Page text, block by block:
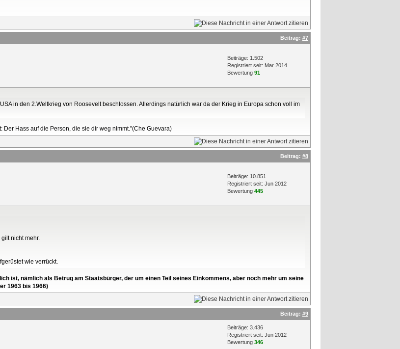
Beitrag: #7
Beiträge: 1.502
Registriert seit: Mar 2014
Bewertung 91
in den 2.Weltkrieg von Roosevelt beschlossen. Allerdings natürlich war da der Krieg in Europa schon voll im
Hass auf die Person, die sie dir weg nimmt."(Che Guevara)
Beitrag: #8
Beiträge: 10.851
Registriert seit: Jun 2012
Bewertung 445
nicht mehr.
wie verrückt.
ist, nämlich als Betrug am Staatsbürger, der um einen Teil seines Einkommens, aber noch mehr um seine
1963 bis 1966)
Beitrag: #9
Beiträge: 3.436
Registriert seit: Jun 2012
Bewertung 346